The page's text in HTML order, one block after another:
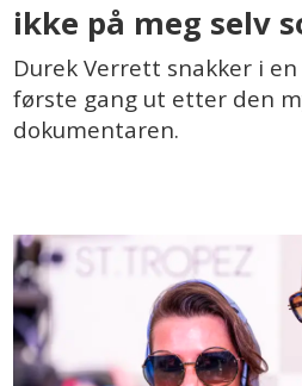
ikke på meg selv
Durek Verrett snakker i
første gang ut etter den
dokumentaren.